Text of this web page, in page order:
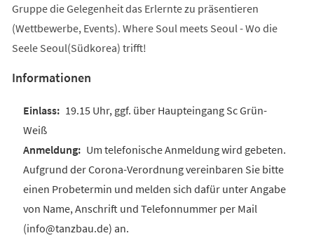
Gruppe die Gelegenheit das Erlernte zu präsentieren
(Wettbewerbe, Events). Where Soul meets Seoul - Wo die
Seele Seoul(Südkorea) trifft!
Informationen
19.15 Uhr, ggf. über Haupteingang Sc Grün-
Weiß
Um telefonische Anmeldung wird gebeten.
Aufgrund der Corona-Verordnung vereinbaren Sie bitte
einen Probetermin und melden sich dafür unter Angabe
von Name, Anschrift und Telefonnummer per Mail
(info@tanzbau.de) an.